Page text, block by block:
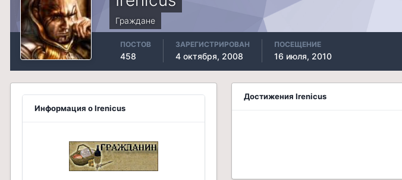
Граждане
ПОСТОВ
458
ЗАРЕГИСТРИРОВАН
4 октября, 2008
ПОСЕЩЕНИЕ
16 июля, 2010
Информация о Irenicus
Достижения Irenicus